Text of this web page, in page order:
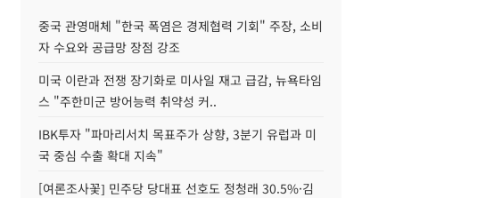
중국 관영매체 "한국 폭염은 경제협력 기회" 주장, 소비
자 수요와 공급망 장점 강조
미국 이란과 전쟁 장기화로 미사일 재고 급감, 뉴욕타임
스 "주한미군 방어능력 취약성 커..
IBK투자 "파마리서치 목표주가 상향, 3분기 유럽과 미
국 중심 수출 확대 지속"
[여론조사꽃] 민주당 당대표 선호도 정청래 30.5%·김